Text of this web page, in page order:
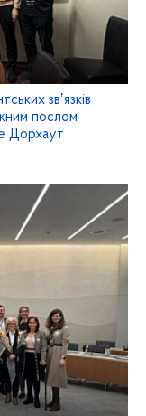
звʼязків
послом
Дорхаут